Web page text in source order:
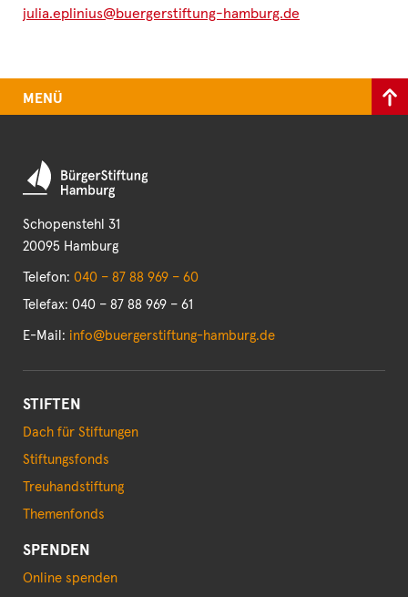
julia.eplinius@buergerstiftung-hamburg.de
MENÜ
Schopenstehl 31
20095 Hamburg
Telefon: 040 – 87 88 969 – 60
Telefax: 040 – 87 88 969 – 61
E-Mail: info@buergerstiftung-hamburg.de
STIFTEN
Dach für Stiftungen
Stiftungsfonds
Treuhandstiftung
Themenfonds
SPENDEN
Online spenden